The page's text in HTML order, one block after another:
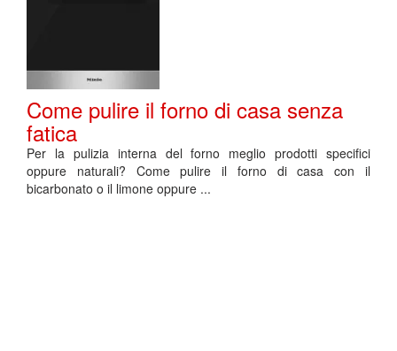
Come pulire il forno di casa senza
fatica
Per la pulizia interna del forno meglio prodotti specifici
oppure naturali? Come pulire il forno di casa con il
bicarbonato o il limone oppure ...